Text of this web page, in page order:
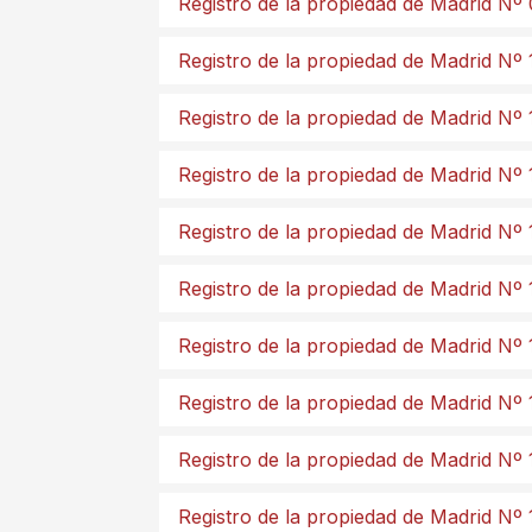
Registro de la propiedad de Madrid Nº
Registro de la propiedad de Madrid Nº
Registro de la propiedad de Madrid Nº
Registro de la propiedad de Madrid Nº
Registro de la propiedad de Madrid Nº
Registro de la propiedad de Madrid Nº
Registro de la propiedad de Madrid Nº
Registro de la propiedad de Madrid Nº
Registro de la propiedad de Madrid Nº